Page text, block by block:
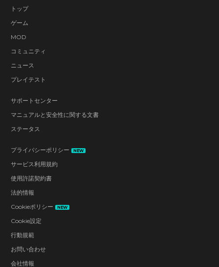
トップ
ゲーム
MOD
コミュニティ
ニュース
プレイテスト
サポートセンター
マニュアルと安全性に関する文書
ステータス
プライバシーポリシー NEW
サービス利用規約
使用許諾契約書
法的情報
Cookieポリシー
NEW
Cookie設定
行動規範
お問い合わせ
会社情報